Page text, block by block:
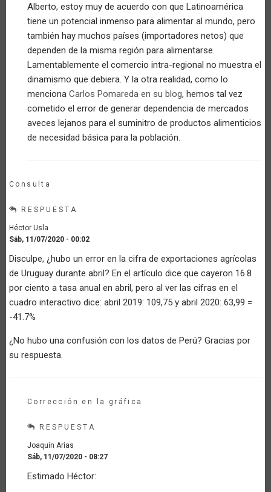
respuesta
a
Latinoamérica
alimento…
por
Invitado
(no
Alberto, estoy muy de acuerdo con que Latinoamérica
tiene un potencial inmenso para alimentar al mundo, pero
también hay muchos países (importadores netos) que
dependen de la misma región para alimentarse.
Lamentablemente el comercio intra-regional no muestra el
dinamismo que debiera. Y la otra realidad, como lo
menciona Carlos Pomareda en su blog, hemos tal vez
cometido el error de generar dependencia de mercados
aveces lejanos para el suminitro de productos alimenticios
de necesidad básica para la población.
Consulta
RESPUESTA
Héctor Usla
Sáb, 11/07/2020 - 00:02
Disculpe, ¿hubo un error en la cifra de exportaciones agrícolas
de Uruguay durante abril? En el artículo dice que cayeron 16.8
por ciento a tasa anual en abril, pero al ver las cifras en el
cuadro interactivo dice: abril 2019: 109,75 y abril 2020: 63,99 =
-41.7%
¿No hubo una confusión con los datos de Perú? Gracias por
su respuesta.
Corrección en la gráfica
RESPUESTA
Joaquin Arias
Sáb, 11/07/2020 - 08:27
respuesta
Estimado Héctor: